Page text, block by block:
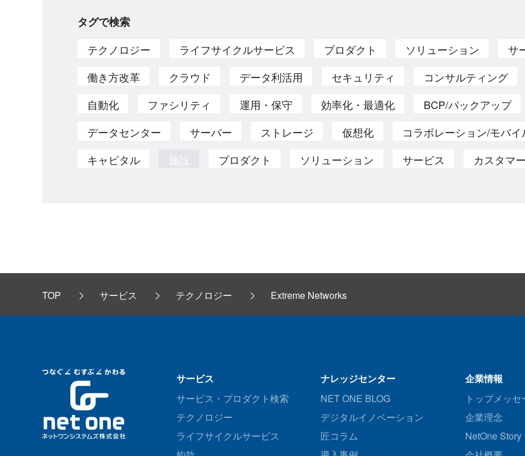
タグで検索
テクノロジー ライフサイクルサービス プロダクト ソリューション
サ
働き方改革
クラウド データ利活用 セキュリティ コンサルティング
自動化
ファシリティ 運用・保守 効率化・最適化 BCP/バックアップ
データセンター
サーバー ストレージ 仮想化 コラボレーション/モバイ
キャピタル
施設 プロダクト ソリューション サービス カスタマ
TOP サービス テクノロジー Extreme Networks
サービス
サービス・プロダクト検索
テクノロジー
ライフサイクルサービス
ナレッジセンター
NET ONE BLOG
デジタルイノベーション
匠コラム
企業情報
トップメッセ
企業理念
NetOne Story